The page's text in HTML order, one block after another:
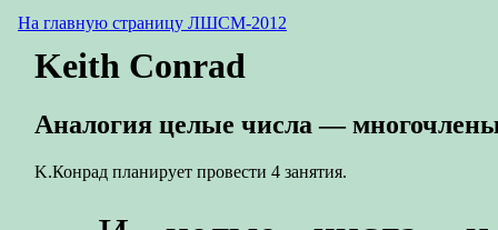
На главную страницу ЛШСМ-2012
Keith Conrad
Аналогия целые числа —
K.Конрад планирует провести 4 занятия.